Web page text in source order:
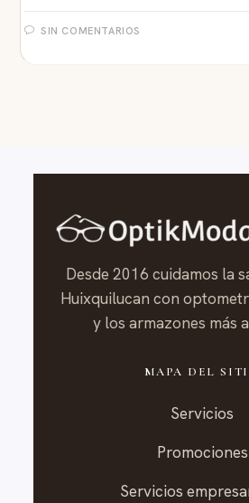
SIN COMENTARIOS
Desde 2016 cuidamos la
Huixquilucan con
y los armazones más
MAPA DEL
Servicios
Promociones
Servicios